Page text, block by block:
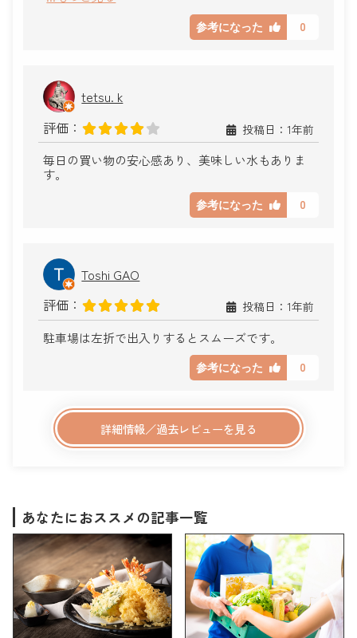
参考になった 0
tetsu. k
評価：
投稿日：1年前
毎日の買い物の安心感あり、美味しい水もありま
す。
参考になった 0
Toshi GAO
評価：
投稿日：1年前
駐車場は左折で出入りするとスムーズです。
参考になった 0
詳細情報／過去レビューを見る
あなたにおススメの記事一覧